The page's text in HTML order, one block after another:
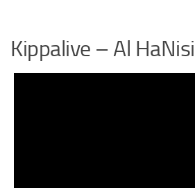
Kippalive – Al